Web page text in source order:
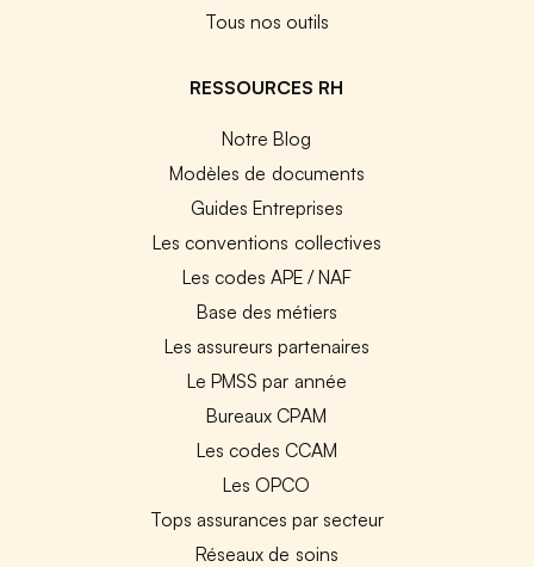
Tous nos outils
RESSOURCES RH
Notre Blog
Modèles de documents
Guides Entreprises
Les conventions collectives
Les codes APE / NAF
Base des métiers
Les assureurs partenaires
Le PMSS par année
Bureaux CPAM
Les codes CCAM
Les OPCO
Tops assurances par secteur
Réseaux de soins